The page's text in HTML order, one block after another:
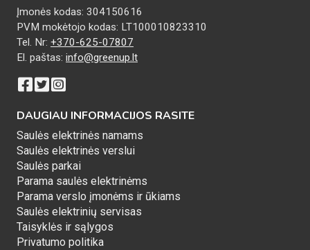
Įmonės kodas: 304150616
PVM mokėtojo kodas: LT100010823310
Tel. Nr: +370-625-07807
El. paštas: info@greenup.lt
DAUGIAU INFORMACIJOS RASITE
Saulės elektrinės namams
Saulės elektrinės verslui
Saulės parkai
Parama saulės elektrinėms
Parama verslo įmonėms ir ūkiams
Saulės elektrinių servisas
Taisyklės ir sąlygos
Privatumo politika